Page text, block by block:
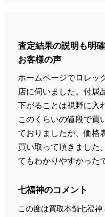
査定結果の説明も明確
お客様の声
ホームページでロレッ
店に伺いました。付属
下がることは視野に入
このくらいの値段で買
ておりましたが、価格
買い取って頂きました
てもわかりやすかった
七福神のコメント
この度は買取本舗七福